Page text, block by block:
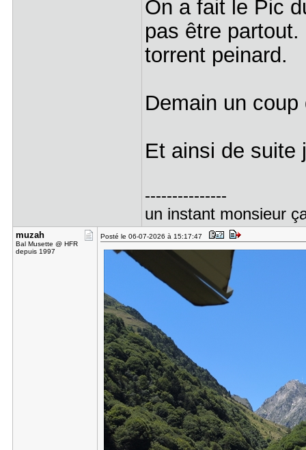
On a fait le Pic
pas être
torrent peinard.
Demain un
Et ainsi de suite
---------------
un instant monsieur
muzah
Bal Musette @ HFR
depuis 1997
Posté le 06-07-2026 à 15:17:47